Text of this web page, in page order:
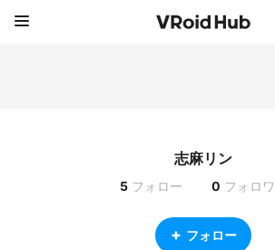
志麻リン
5 フォロー 0 フォロ
フォロー